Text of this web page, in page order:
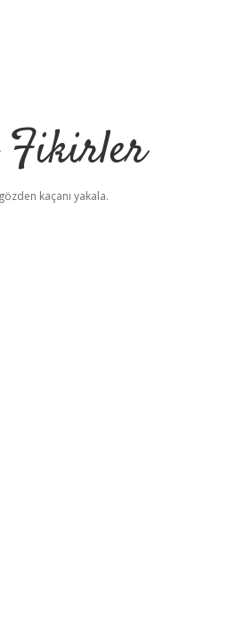
Fikirler
kaçanı yakala.